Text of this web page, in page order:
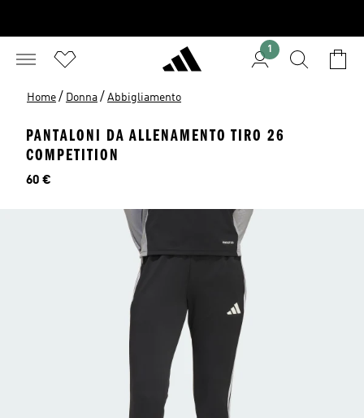
1
Home / Donna / Abbigliamento
PANTALONI DA ALLENAMENTO TIRO 26
COMPETITION
Prezzo
60 €